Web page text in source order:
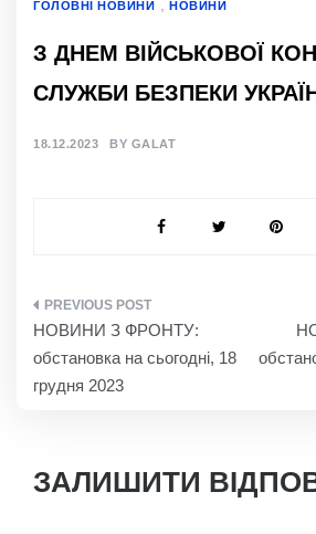
ГОЛОВНІ НОВИНИ НОВИНИ
З ДНЕМ ВІЙСЬКОВОЇ
СЛУЖБИ БЕЗПЕКИ
18.12.2023 BY GALAT
НАВІГАЦІЯ
ЗАПИСІВ
НОВИНИ З ФРОНТУ:
обстановка на сьогодні, 18
грудня 2023
ЗАЛИШИТИ